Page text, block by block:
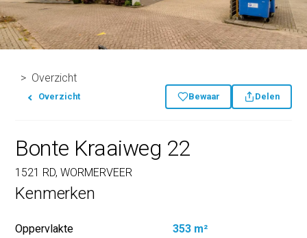
Overzicht
Overzicht Bewaar Delen
Bonte Kraaiweg 22
1521 RD, WORMERVEER
Kenmerken
Oppervlakte
353 m²